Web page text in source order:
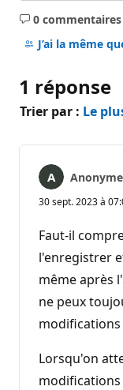
0 commentaires
Aucun
J’ai la même
1 réponse
Trier par : Le
Anonyme
30 sept. 2023 à
Faut-il
l'enregistrer
même après
ne peux
modifications
Lorsqu'on